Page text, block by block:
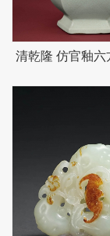
清乾隆 仿官釉六